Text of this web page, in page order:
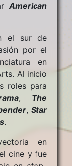
American
el sur de
por el
en
Al inicio
roles para
, The
,Star
.
en
cine y fue